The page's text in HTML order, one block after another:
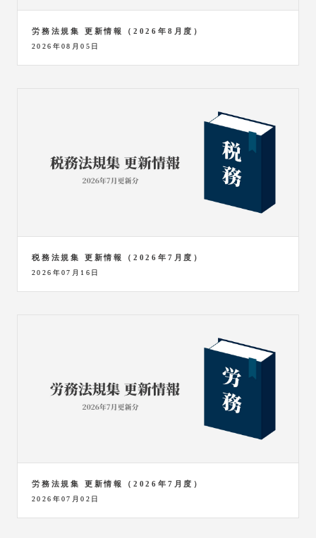
労務法規集 更新情報（2026年8月度）
2026年08月05日
税務法規集 更新情報（2026年7月度）
2026年07月16日
労務法規集 更新情報（2026年7月度）
2026年07月02日